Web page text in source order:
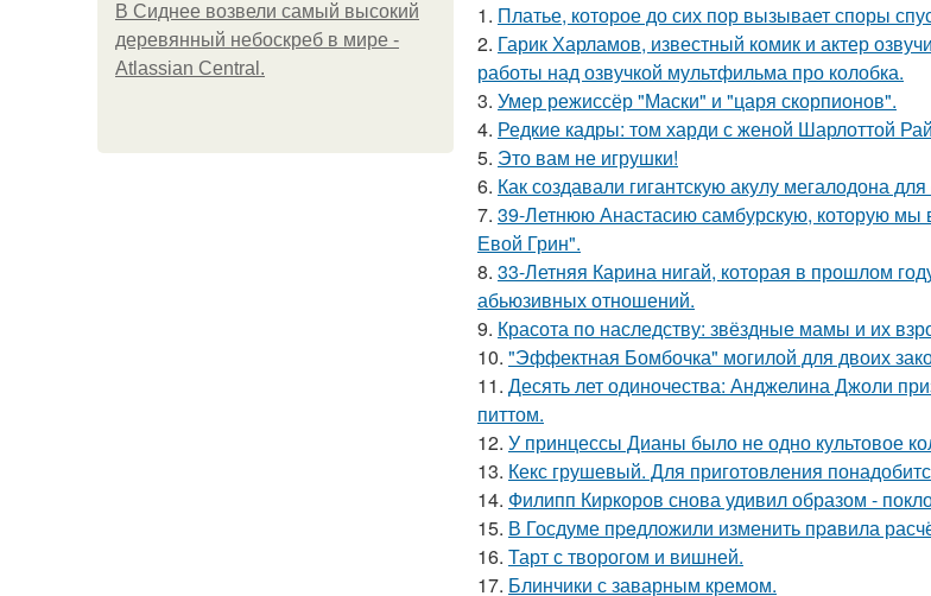
В Сиднее возвели самый высокий
деревянный небоскреб в мире -
Atlassian Central.
1. Платье, которое до сих пор вызывает споры
2. Гарик Харламов, известный комик и актер
работы над озвучкой мультфильма про колобка.
3. Умер режиссёр "Маски" и "царя скорпионов".
4. Редкие кадры: том харди с женой Шарлоттой
5. Это вам не игрушки!
6. Как создавали гигантскую акулу мегалодона
7. 39-Летнюю Анастасию самбурскую, которую мы
Евой Грин".
8. 33-Летняя Карина нигай, которая в прошлом
абьюзивных отношений.
9. Красота по наследству: звёздные мамы и их
10. "Эффектная Бомбочка" могилой для двоих
11. Десять лет одиночества: Анджелина Джоли
питтом.
12. У принцессы Дианы было не одно культовое
13. Кекс грушевый. Для приготовления
14. Филипп Киркоров снова удивил образом -
15. В Госдуме пpeдложили изменить пpaвила
16. Тарт с творогом и вишней.
17. Блинчики с заварным кремом.